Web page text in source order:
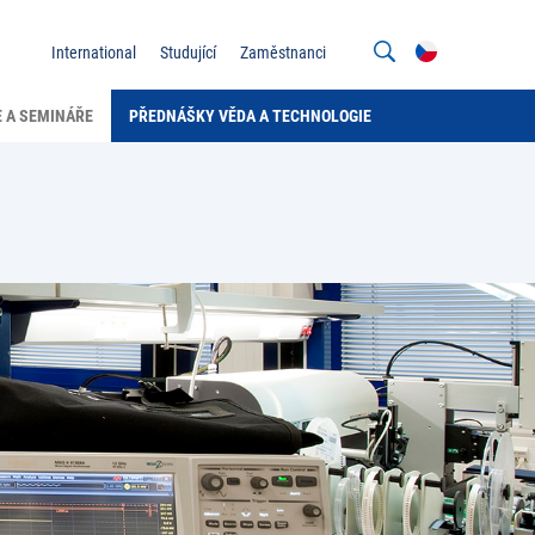
International Studující Zaměstnanci
A SEMINÁŘE PŘEDNÁŠKY VĚDA A TECHNOLOGIE